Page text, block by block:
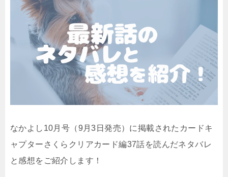
なかよし10月号（9月3日発売）に掲載されたカードキ
ャプターさくらクリアカード編37話を読んだネタバレ
と感想をご紹介します！